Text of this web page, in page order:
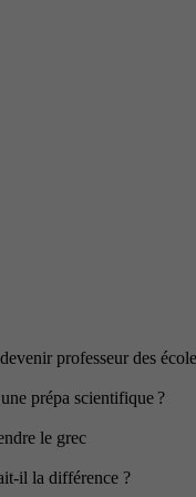
professeur des
prépa scientifique ?
le grec
il la différence ?